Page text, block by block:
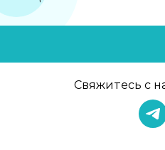
Свяжитесь с